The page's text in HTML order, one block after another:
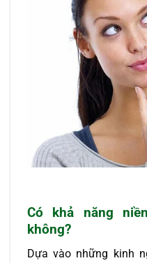
Có khả năng
không?
Dựa vào những kinh